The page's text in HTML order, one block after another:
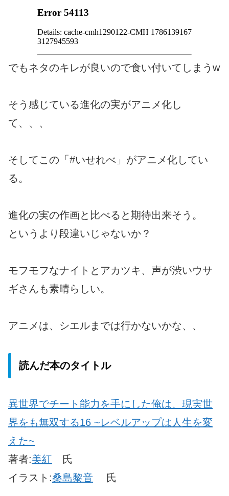
でもネタのキレが良いので食い付いてしまうw
そう感じている進化の実がアニメ化し
て、、、
そしてこの「#いせれべ」がアニメ化してい
る。
進化の実の作画と比べると期待出来そう。
というより段違いじゃないか？
モフモフなナイトとアカツキ、声が渋いウサ
ギさんも素晴らしい。
アニメは、シエルまでは行かないかな、、
読んだ本のタイトル
異世界でチート能力を手にした俺は、現実世
界をも無双する16 ~レベルアップは人生を変
えた~
著者:美紅 氏
イラスト:桑島黎音 氏